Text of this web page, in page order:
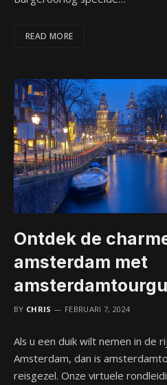
READ MORE
Ontdek de
amsterdam met
BY CHRIS FEBRUARI 7, 2024
Als u een duik wilt nemen in de
Amsterdam, dan is
reisgezel. Onze virtuele